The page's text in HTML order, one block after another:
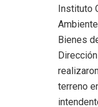
Instituto
Bienes
terreno